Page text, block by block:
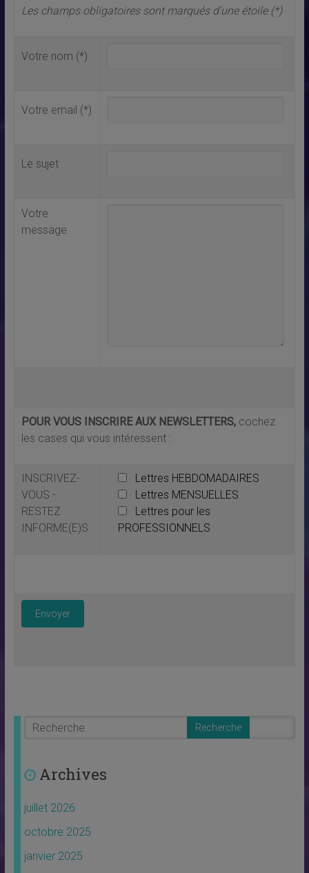
Les champs obligatoires sont marqués d’une étoile (*)
Votre nom (*)
Votre email (*)
Le sujet
Votre
message
POUR VOUS INSCRIRE AUX NEWSLETTERS, cochez
les cases qui vous intéressent :
INSCRIVEZ-
VOUS -
RESTEZ
INFORME(E)S
Lettres HEBDOMADAIRES
Lettres MENSUELLES
Lettres pour les
PROFESSIONNELS
Archives
juillet 2026
octobre 2025
janvier 2025